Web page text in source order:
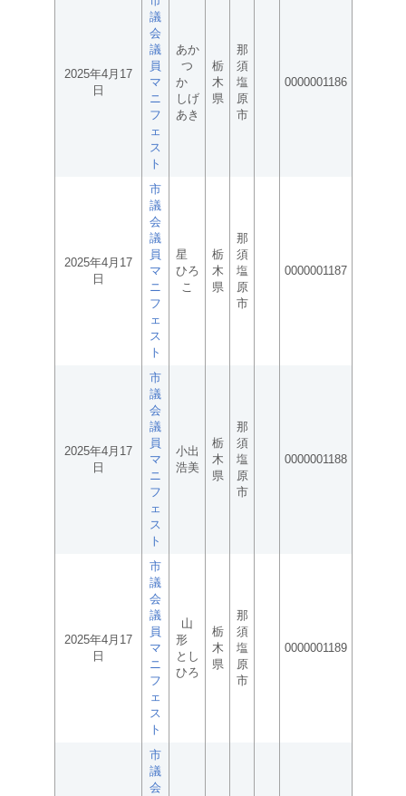
2025年4月17
日
議
会
議
員
マ
ニ
フ
ェ
ス
ト
あか
つ
か
しげ
あき
栃
木
県
那
須
塩
原
市
0000001186
2025年4月17
日
市
議
会
議
員
マ
ニ
フ
ェ
ス
ト
星
ひろ
こ
栃
木
県
那
須
塩
原
市
0000001187
2025年4月17
日
市
議
会
議
員
マ
ニ
フ
ェ
ス
ト
小出
浩美
栃
木
県
那
須
塩
原
市
0000001188
2025年4月17
日
市
議
会
議
員
マ
ニ
フ
ェ
ス
ト
山
形
とし
ひろ
栃
木
県
那
須
塩
原
市
0000001189
市
議
会